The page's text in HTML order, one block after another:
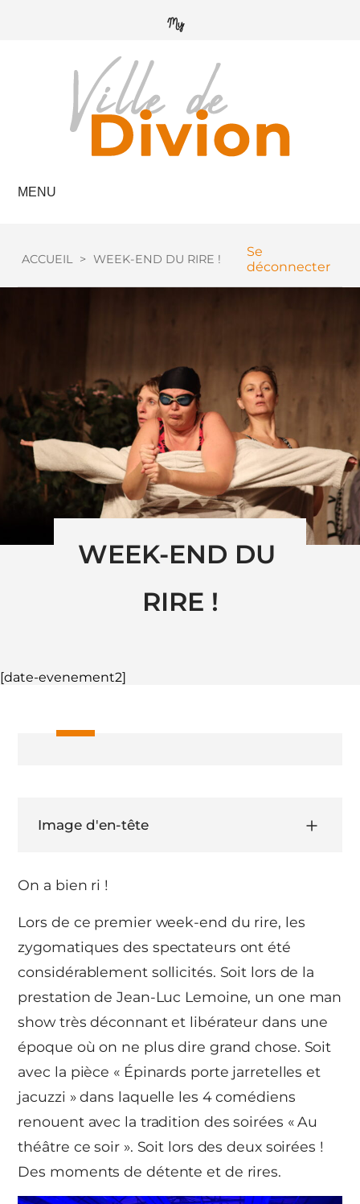
MENU
ACCUEIL > WEEK-END DU RIRE !
Se
déconnecter
WEEK-END DU
RIRE !
[date-evenement2]
On a bien ri !
Lors de ce premier week-end du rire, les
zygomatiques des spectateurs ont été
considérablement sollicités. Soit lors de la
prestation de Jean-Luc Lemoine, un one man
show très déconnant et libérateur dans une
époque où on ne plus dire grand chose. Soit
avec la pièce « Épinards porte jarretelles et
jacuzzi » dans laquelle les 4 comédiens
renouent avec la tradition des soirées « Au
théâtre ce soir ». Soit lors des deux soirées !
Des moments de détente et de rires.
Image d'en-tête